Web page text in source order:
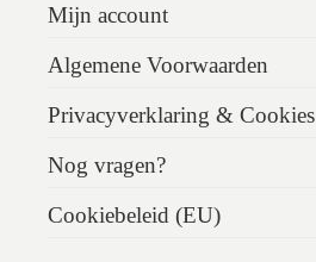
Mijn account
Algemene Voorwaarden
Privacyverklaring & Cookies
Nog vragen?
Cookiebeleid (EU)